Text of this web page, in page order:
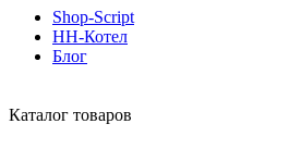
Shop-Script
НН-Котел
Блог
Каталог товаров